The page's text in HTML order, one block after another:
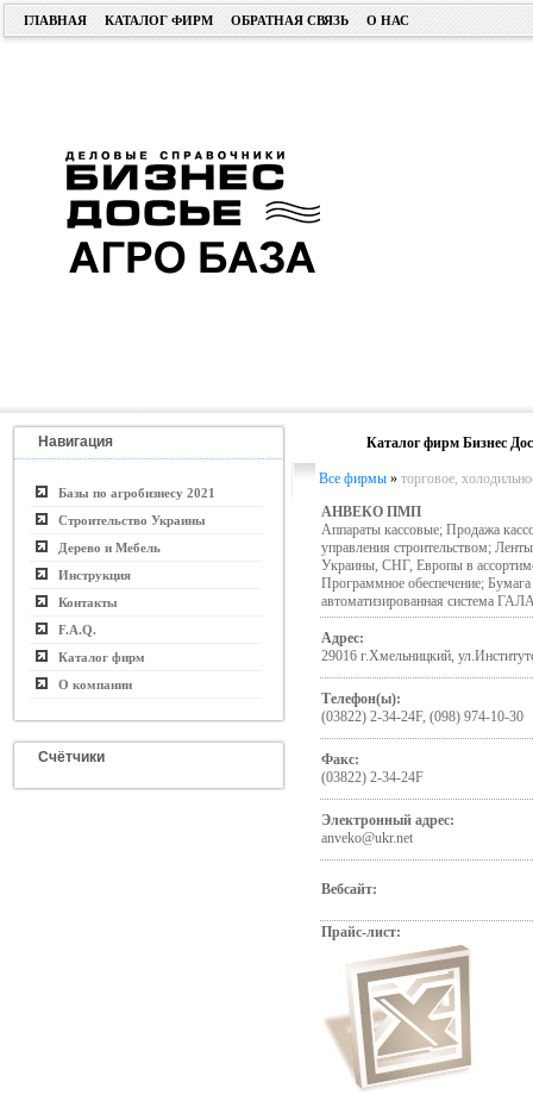
ГЛАВНАЯ КАТАЛОГ ФИРМ ОБРАТНАЯ СВЯЗЬ О НАС
Навигация
Базы по агробизнесу 2021
Строительство Украины
Дерево и Мебель
Инструкция
Контакты
F.A.Q.
Каталог фирм
О компании
Счётчики
Каталог фирм Бизнес
Все фирмы » торговое,
АНВЕКО ПМП
Аппараты кассовые; Продажа
управления строительством;
Украины, СНГ, Европы в
Программное обеспечение;
автоматизированная система
Адрес:
29016 г.Хмельницкий,
Телефон(ы):
(03822) 2-34-24F, (098) 974-10-30
Факс:
(03822) 2-34-24F
Электронный адрес:
anveko@ukr.net
Вебсайт:
Прайс-лист: